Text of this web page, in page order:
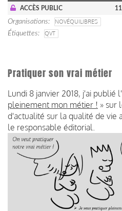
ACCÈS PUBLIC
Organisations
NOVÉQUILIBRES
Étiquettes
QVT
Pratiquer son vrai métier
Lundi 8 janvier 2018, j'ai publié
pleinement mon métier ! » sur
d'actualité sur la qualité de vie
le responsable éditorial.